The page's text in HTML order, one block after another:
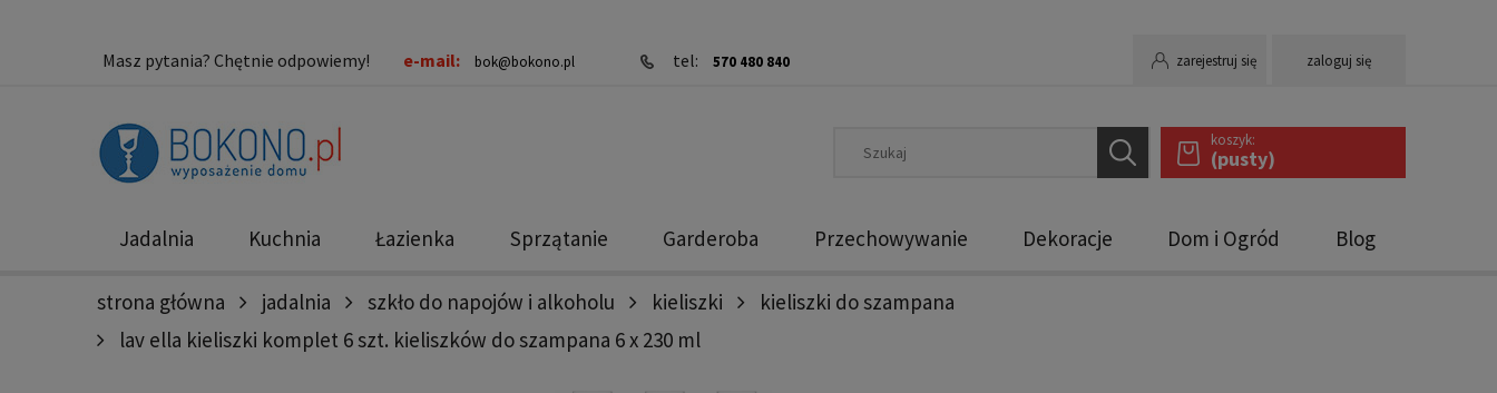
zarejestruj się zaloguj się
Masz pytania? Chętnie odpowiemy! e-mail: bok@bokono.pl tel: 570 480 840
koszyk:
(pusty)
Jadalnia Kuchnia Łazienka Sprzątanie Garderoba Przechowywanie Dekoracje Dom i Ogród Blog
Nowości Promocje
strona główna jadalnia szkło do napojów i alkoholu kieliszki
kieliszki do szampana
lav ella kieliszki komplet 6 szt. kieliszków do szampana 6 x 230 ml